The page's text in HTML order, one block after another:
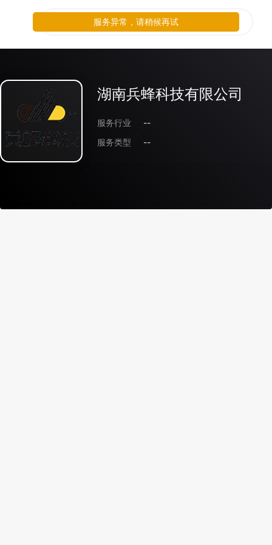
湖南兵蜂科技有限公司
服务行业
--
服务类型
--
服务异常，请稍候再试